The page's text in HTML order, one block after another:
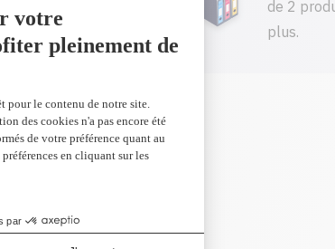
Ajouter
Ajouter
de 2
plus.